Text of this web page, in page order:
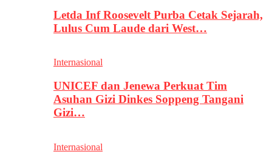
Letda Inf Roosevelt Purba Cetak Sejarah,
Lulus Cum Laude dari West…
Internasional
UNICEF dan Jenewa Perkuat Tim
Asuhan Gizi Dinkes Soppeng Tangani
Gizi…
Internasional